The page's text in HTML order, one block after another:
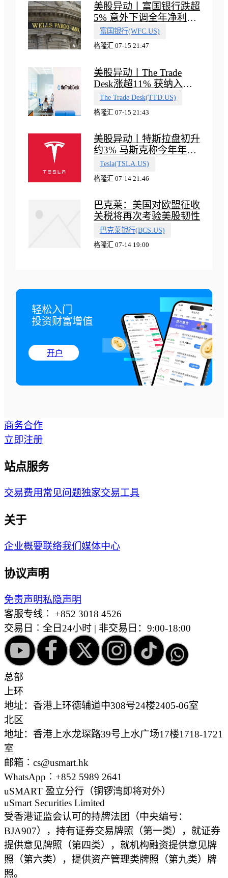
美股异动丨富国银行跌超
5% 意外下调全年净利息
收入指引
富国银行(WFC.US)
格隆汇 07-15 21:47
美股异动丨The Trade
Desk涨超11% 获纳入标
普500指数
The Trade Desk(TTD.US)
格隆汇 07-15 21:43
美股异动丨特斯拉盘初升
约3% 马斯克称今年年底
会有‘史诗级震撼’的演示
Tesla(TSLA.US)
格隆汇 07-14 21:46
巴克莱：美国对欧盟征收
关税将再次考验美股韧性
巴克莱银行(BCS.US)
格隆汇 07-14 19:00
轻松入门
投资财富增值
开户
商务合作
立即注册
站点服务
交易费用常见问题独家交易工具
关于
企业概要联络我们 媒体中心
协议声明
免责声明私隐声明
客服专线︰ +852 3018 4526
交易日︰全日24小时 | 非交易日：9:00-18:00
总部
上环
地址：香港上环德辅道中308号24楼2405-06室
北区
地址：香港上水龙琛路39号上水广场17楼1718-1721
室
邮箱︰cs@usmart.hk
WhatsApp︰+852 5989 2641
uSMART 盈立分行 （铜锣湾即将对外）
uSmart Securities Limited
受香港证监会认可的持牌法团（中央编号：
BJA907），持有证券交易牌照（第一类），就证券
提供意见牌照（第四类），就机构融资提供意见牌
照（第六类），提供资产管理类牌照（第九类）牌
照。